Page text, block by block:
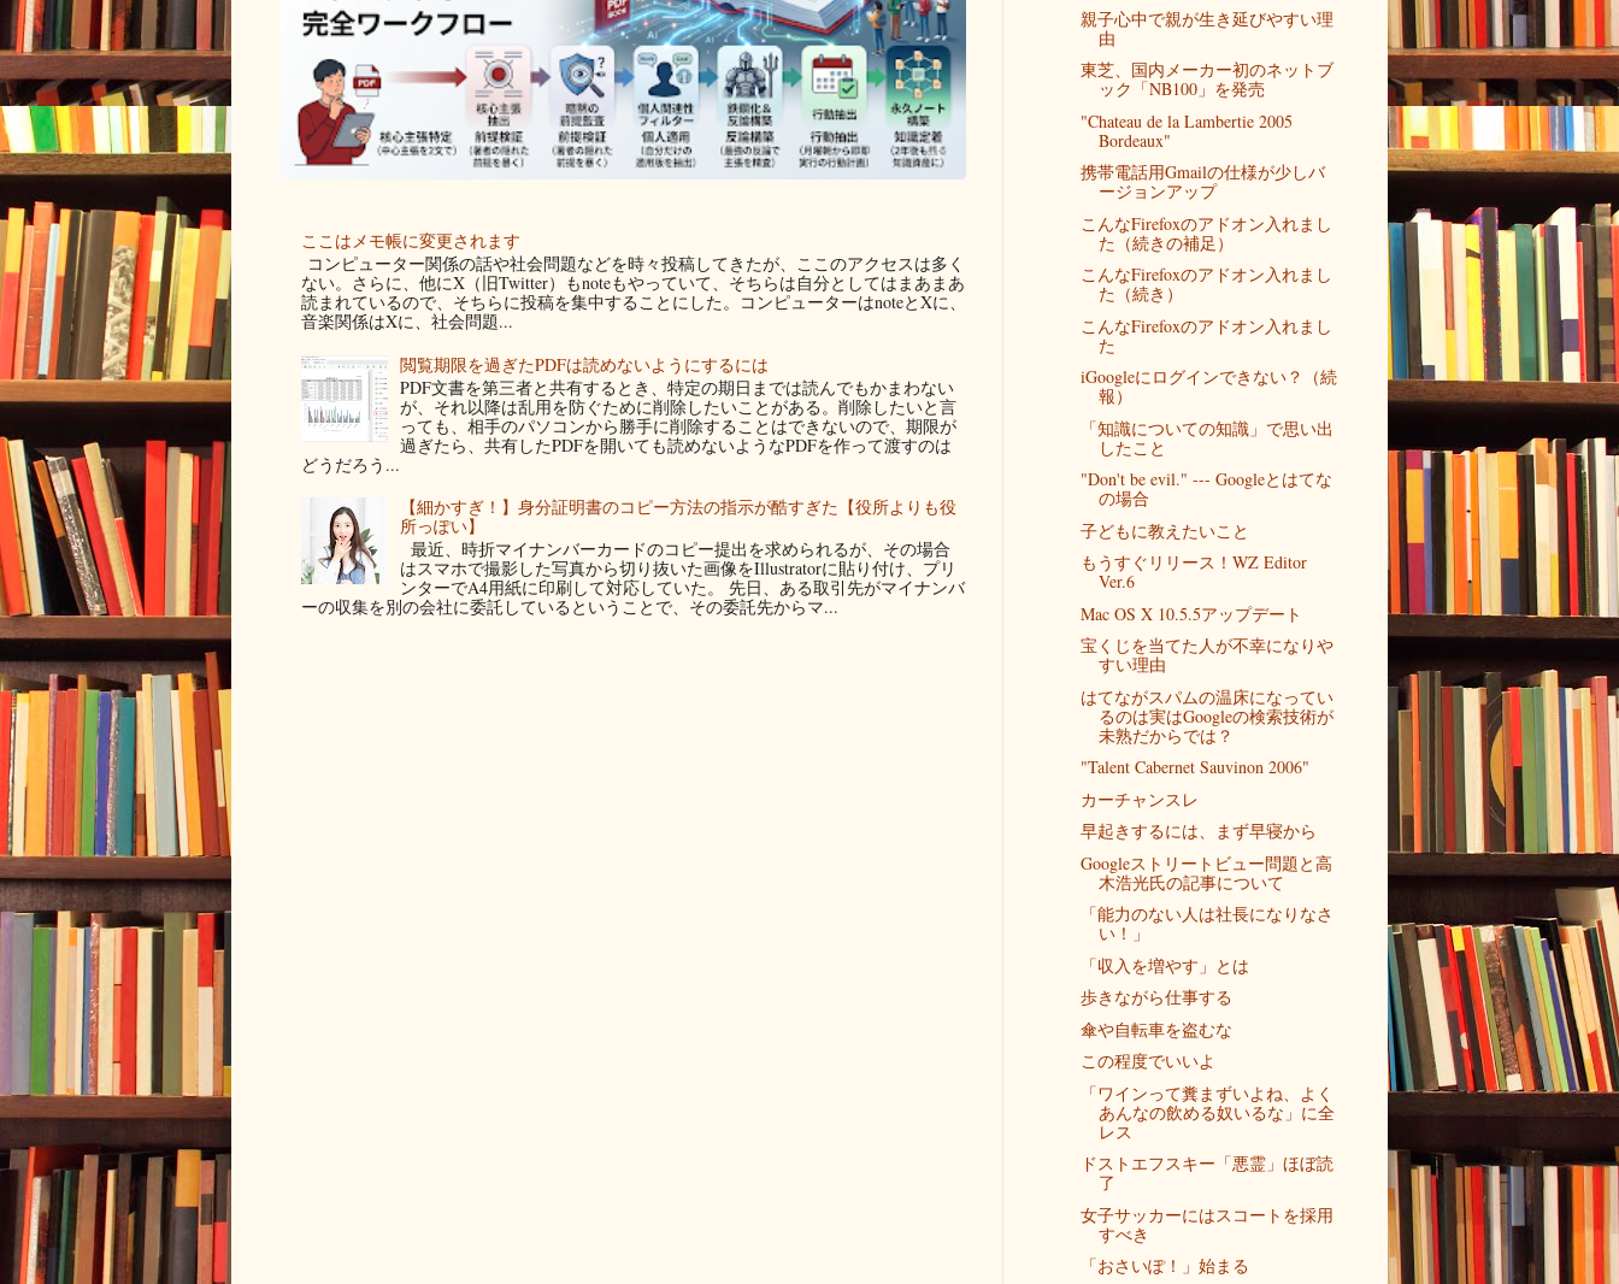
ここはメモ帳に変更されます
コンピューター関係の話や社会問題などを時々投稿してきたが、ここのアクセスは多く
ない。さらに、他にX（旧Twitter）もnoteもやっていて、そちらは自分としてはまあまあ
読まれているので、そちらに投稿を集中することにした。コンピューターはnoteとXに、
音楽関係はXに、社会問題...
閲覧期限を過ぎたPDFは読めないようにするには
PDF文書を第三者と共有するとき、特定の期日までは読んでもかまわない
が、それ以降は乱用を防ぐために削除したいことがある。削除したいと言
っても、相手のパソコンから勝手に削除することはできないので、期限が
過ぎたら、共有したPDFを開いても読めないようなPDFを作って渡すのは
どうだろう...
【細かすぎ！】身分証明書のコピー方法の指示が酷すぎた【役所よりも役
所っぽい】
最近、時折マイナンバーカードのコピー提出を求められるが、その場合
はスマホで撮影した写真から切り抜いた画像をIllustratorに貼り付け、プリ
ンターでA4用紙に印刷して対応していた。 先日、ある取引先がマイナンバ
ーの収集を別の会社に委託しているということで、その委託先からマ...
親子心中で親が生き延びやすい理
由
東芝、国内メーカー初のネットブ
ック「NB100」を発売
"Chateau de la Lambertie 2005
Bordeaux"
携帯電話用Gmailの仕様が少しバ
ージョンアップ
こんなFirefoxのアドオン入れまし
た（続きの補足）
こんなFirefoxのアドオン入れまし
た（続き）
こんなFirefoxのアドオン入れまし
た
iGoogleにログインできない？（続
報）
「知識についての知識」で思い出
したこと
"Don't be evil." --- Googleとはてな
の場合
子どもに教えたいこと
もうすぐリリース！WZ Editor
Ver.6
Mac OS X 10.5.5アップデート
宝くじを当てた人が不幸になりや
すい理由
はてながスパムの温床になってい
るのは実はGoogleの検索技術が
未熟だからでは？
"Talent Cabernet Sauvinon 2006"
カーチャンスレ
早起きするには、まず早寝から
Googleストリートビュー問題と高
木浩光氏の記事について
「能力のない人は社長になりなさ
い！」
「収入を増やす」とは
歩きながら仕事する
傘や自転車を盗むな
この程度でいいよ
「ワインって糞まずいよね、よく
あんなの飲める奴いるな」に全
レス
ドストエフスキー「悪霊」ほぼ読
了
女子サッカーにはスコートを採用
すべき
「おさいぽ！」始まる